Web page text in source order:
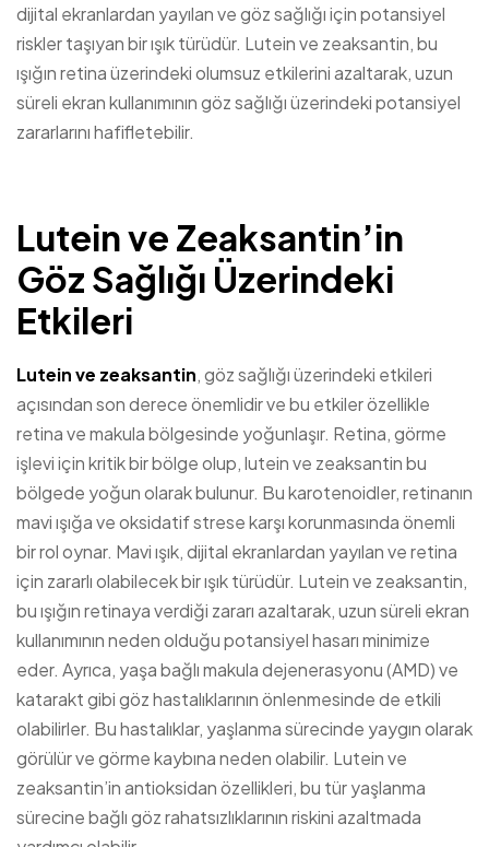
dijital ekranlardan yayılan ve göz sağlığı için potansiyel
riskler taşıyan bir ışık türüdür. Lutein ve zeaksantin, bu
ışığın retina üzerindeki olumsuz etkilerini azaltarak, uzun
süreli ekran kullanımının göz sağlığı üzerindeki potansiyel
zararlarını hafifletebilir.
Lutein ve Zeaksantin’in
Göz Sağlığı Üzerindeki
Etkileri
Lutein ve zeaksantin, göz sağlığı üzerindeki etkileri
açısından son derece önemlidir ve bu etkiler özellikle
retina ve makula bölgesinde yoğunlaşır. Retina, görme
işlevi için kritik bir bölge olup, lutein ve zeaksantin bu
bölgede yoğun olarak bulunur. Bu karotenoidler, retinanın
mavi ışığa ve oksidatif strese karşı korunmasında önemli
bir rol oynar. Mavi ışık, dijital ekranlardan yayılan ve retina
için zararlı olabilecek bir ışık türüdür. Lutein ve zeaksantin,
bu ışığın retinaya verdiği zararı azaltarak, uzun süreli ekran
kullanımının neden olduğu potansiyel hasarı minimize
eder. Ayrıca, yaşa bağlı makula dejenerasyonu (AMD) ve
katarakt gibi göz hastalıklarının önlenmesinde de etkili
olabilirler. Bu hastalıklar, yaşlanma sürecinde yaygın olarak
görülür ve görme kaybına neden olabilir. Lutein ve
zeaksantin’in antioksidan özellikleri, bu tür yaşlanma
sürecine bağlı göz rahatsızlıklarının riskini azaltmada